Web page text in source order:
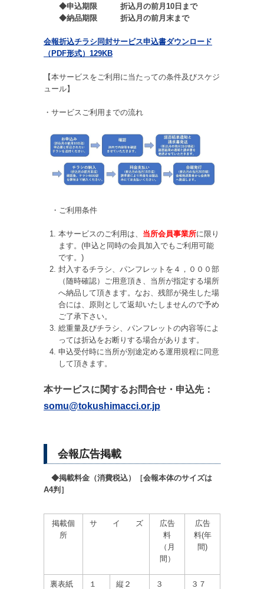
◆申込期限 折込月の前月10日まで
◆納品期限 折込月の前月末まで
会報折込チラシ同封サービス申込書ダウンロード
（PDF形式）129KB
【本サービスをご利用に当たっての条件及びスケジ
ュール】
・サービスご利用までの流れ
・ご利用条件
本サービスのご利用は、 当所会員事業所に限り
ます。(申込と同時の会員加入でもご利用可能
です。)
封入するチラシ、パンフレットを４，０００部
（随時確認）ご用意頂き、当所が指定する場所
へ納品して頂きます。なお、残部が発生した場
合には、原則として返却いたしませんので予め
ご了承下さい。
総重量及びチラシ、パンフレットの内容等によ
っては折込をお断りする場合があります。
申込受付時に当所が別途定める運用規程に同意
して頂きます。
本サービスに関するお問合せ・申込先：
somu@tokushimacci.or.jp
会報広告掲載
◆掲載料金（消費税込）［会報本体のサイズは
A4判］
掲載個
所
サ イ ズ
広告
料
（月
間）
広告
料(年
間)
裏表紙 １ 縦２ ３ ３７